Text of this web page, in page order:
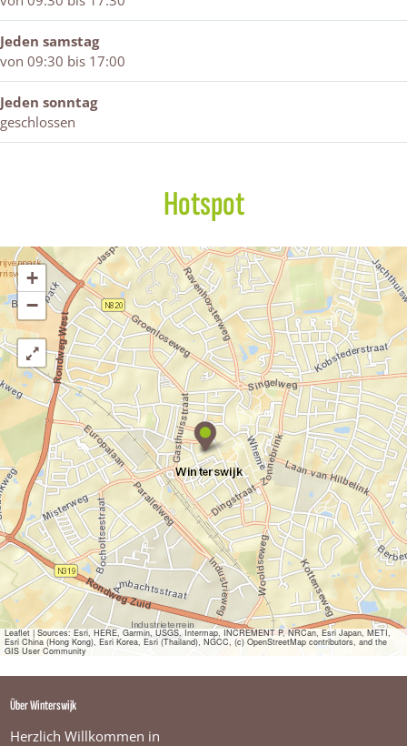
Jeden samstag
von 09:30 bis 17:00
Jeden sonntag
geschlossen
Hotspot
S
c
h
o
e
n
m
o
d
e
H
e
r
m
a
+
−
Leaflet|Sources: Esri, HERE, Garmin, USGS, Intermap, INCREMENT P, NRCan, Esri Japan, METI,
Esri China (Hong Kong), Esri Korea, Esri (Thailand), NGCC, (c) OpenStreetMap contributors, and the
GIS User Community
Über Winterswijk
Herzlich Willkommen in